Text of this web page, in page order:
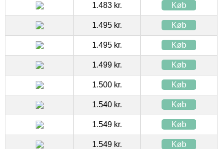
1.483 kr. Køb
1.495 kr. Køb
1.495 kr. Køb
1.499 kr. Køb
1.500 kr. Køb
1.540 kr. Køb
1.549 kr. Køb
1.549 kr. Køb